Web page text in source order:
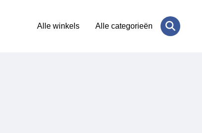
Alle winkels Alle categorieën